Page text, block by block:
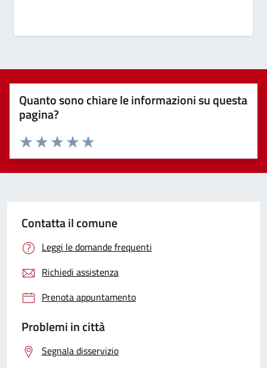
Quanto sono chiare le informazioni su questa
pagina?
Valuta 5 stelle su 5
Valuta 4 stelle su 5
Valuta 3 stelle su 5
Valuta 2 stelle su 5
Valuta 1 stelle su 5
Contatta il comune
Leggi le domande frequenti
Richiedi assistenza
Prenota appuntamento
Problemi in città
Segnala disservizio